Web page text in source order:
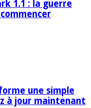
1.1 : la guerre
une simple
à jour maintenant